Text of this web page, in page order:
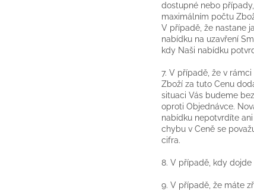
dostupné nebo
maximálním počtu
V případě, že nastane
nabídku na uzavření
kdy Naši nabídku
7. V případě, že v
Zboží za tuto Cenu
situaci Vás budeme
oproti Objednávce.
nabídku nepotvrdíte
chybu v Ceně se
cifra.
8. V případě, kdy dojde
9. V případě, že máte